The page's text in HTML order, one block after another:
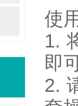
使
1.
即
2.